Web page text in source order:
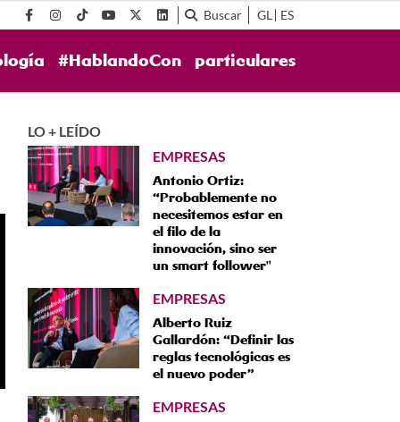
Buscar GL ES
#HablandoCon particulares
LO + LEÍDO
EMPRESAS
Antonio Ortiz:
“Probablemente no
necesitemos estar en
el filo de la
innovación, sino ser
un smart follower"
EMPRESAS
Alberto Ruiz
Gallardón: “Definir las
reglas tecnológicas es
el nuevo poder”
EMPRESAS